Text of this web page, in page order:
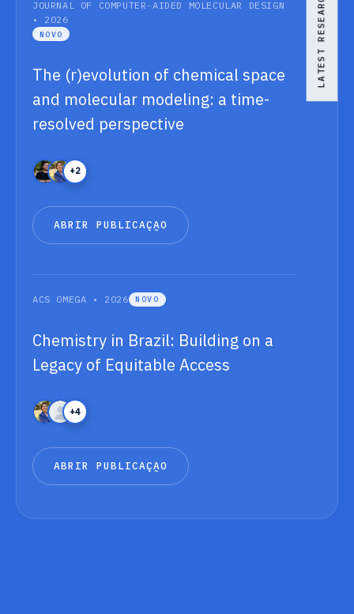
JOURNAL OF COMPUTER-AIDED MOLECULAR DESIGN
• 2026
NOVO
The (r)evolution of chemical space
and molecular modeling: a time-
resolved perspective
+2
ABR IR PUBLICAÇÃO
Ç Ã
ACS OMEGA • 2026 NOVO
Chemistry in Brazil: Building on a
Legacy of Equitable Access
+4
ABR IR PUBLICAÇÃO
Ç Ã
LATEST RESEARCH